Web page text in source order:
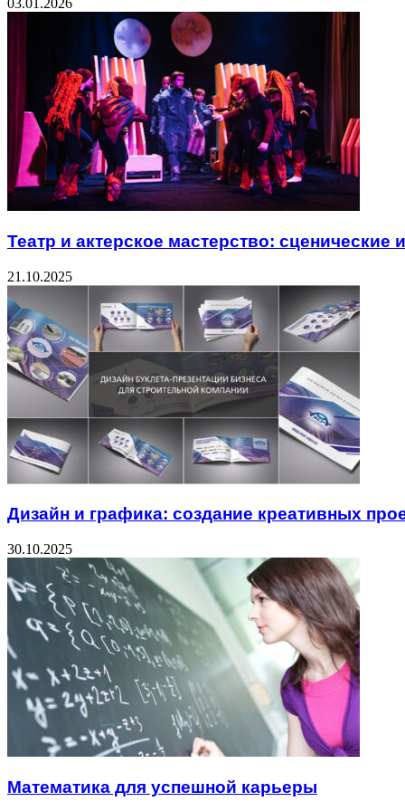
03.01.2026
Театр и актерское мастерство: сценические
21.10.2025
Дизайн и графика: создание креативных
30.10.2025
Математика для успешной карьеры